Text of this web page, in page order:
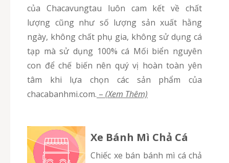
của Chacavungtau luôn cam kết về chất
lượng cũng như số lượng sản xuất hằng
ngày, không chất phụ gia, không sử dụng cá
tạp mà sử dụng 100% cá Mối biển nguyên
con để chế biến nên quý vị hoàn toàn yên
tâm khi lựa chọn các sản phẩm của
chacabanhmi.com. – (Xem Thêm)
Xe Bánh Mì Chả Cá
Chiếc xe bán bánh mì cá chả